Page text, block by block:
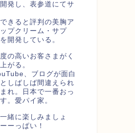
発し、表参道にてサ
きると評判の美胸ア
プクリーム・サプ
開発している。
の高いお客さまがく
がる。
、ブログが面白
しばしば間違えられ
れ。日本で一番おっ
。愛パイ家。
緒に楽しみましょ
ーっぱい！